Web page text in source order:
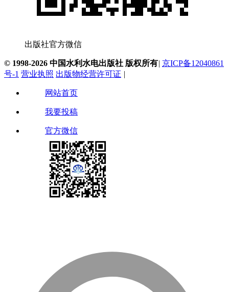
出版社官方微信
© 1998-2026 中国水利水电出版社 版权所有| 京ICP备12040861
号-1 营业执照 出版物经营许可证 |
网站首页
我要投稿
官方微信